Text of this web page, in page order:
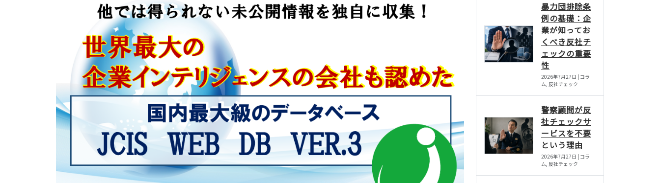
暴力団排除条
例の基礎：企
業が知ってお
くべき反社チ
ェックの重要
性
2026年7月27日 | コラ
ム, 反社チェック
警察顧問が反
社チェックサ
ービスを不要
という理由
2026年7月27日 | コラ
ム, 反社チェック